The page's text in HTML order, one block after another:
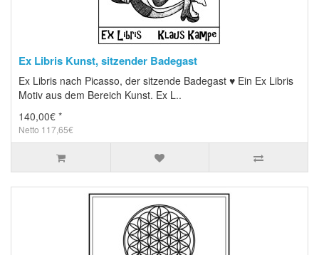
Ex Libris Kunst, sitzender Badegast
Ex Libris nach Picasso, der sitzende Badegast ♥ Ein Ex Libris
Motiv aus dem Bereich Kunst. Ex L..
140,00€ *
Netto 117,65€